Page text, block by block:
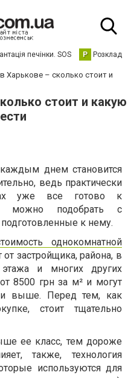
печінки. SOS Р Розклад
Харькове – сколько стоит и
стоит и какую
днем становится
ведь практически
уже все готово к
можно подобрать с
к нему.
однокомнатной
от застройщика, района, в
и многих других
8500 грн за м² и могут
выше. Перед тем, как
стоит тщательно
ее класс, тем дороже
также, технология
используются для